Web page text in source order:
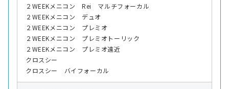
２WEEKメニコン Rei マルチフォーカル
２WEEKメニコン デュオ
２WEEKメニコン プレミオ
２WEEKメニコン プレミオトーリック
２WEEKメニコン プレミオ遠近
クロスシー
クロスシー バイフォーカル